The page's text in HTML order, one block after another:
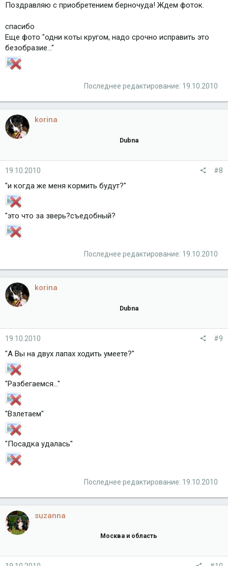
Поздравляю с приобретением берночуда! Ждем фоток.
спасибо
Еще фото "одни коты кругом, надо срочно исправить это
безобразие..."
Последнее редактирование: 19.10.2010
korina
Dubna
19.10.2010 #8
"и когда же меня кормить будут?"
"это что за зверь?съедобный?
Последнее редактирование: 19.10.2010
korina
Dubna
19.10.2010 #9
"А Вы на двух лапах ходить умеете?"
"Разбегаемся..."
"Взлетаем"
"Посадка удалась"
Последнее редактирование: 19.10.2010
suzanna
Москва и область